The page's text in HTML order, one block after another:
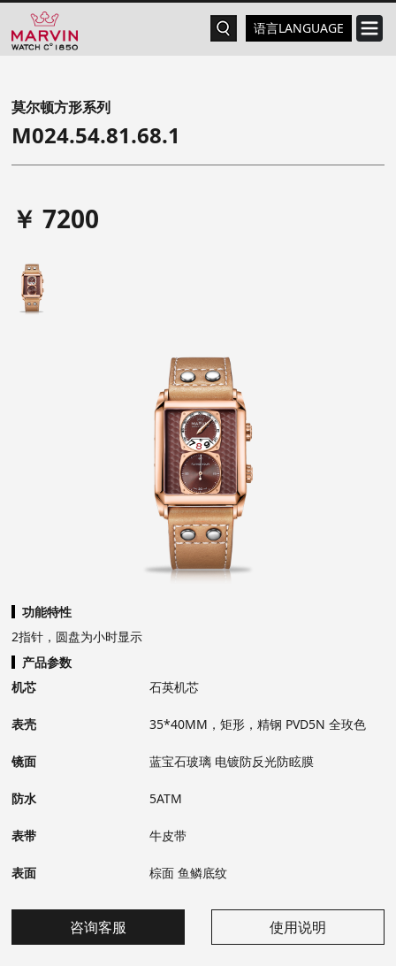
语言LANGUAGE
莫尔顿方形系列
M024.54.81.68.1
￥ 7200
功能特性
2指针，圆盘为小时显示
产品参数
机芯
石英机芯
表壳 35*40MM，矩形，精钢 PVD5N 全玫色
镜面 蓝宝石玻璃 电镀防反光防眩膜
防水 5ATM
表带 牛皮带
表面 棕面 鱼鳞底纹
咨询客服 使用说明